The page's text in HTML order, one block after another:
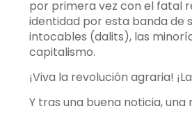
por primera vez con el fatal
identidad por esta banda de
intocables (dalits), las
capitalismo.
¡Viva la revolución agraria!
Y tras una buena noticia, una